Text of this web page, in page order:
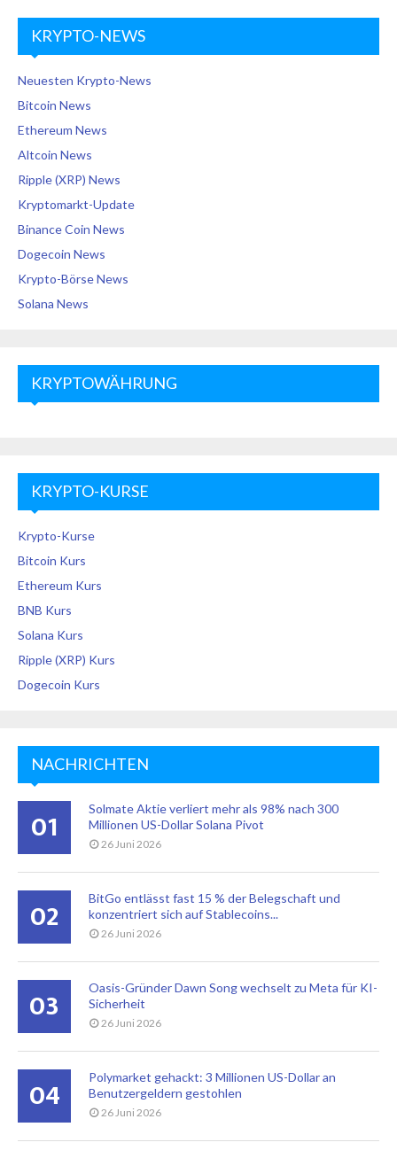
KRYPTO-NEWS
Neuesten Krypto-News
Bitcoin News
Ethereum News
Altcoin News
Ripple (XRP) News
Kryptomarkt-Update
Binance Coin News
Dogecoin News
Krypto-Börse News
Solana News
KRYPTOWÄHRUNG
KRYPTO-KURSE
Krypto-Kurse
Bitcoin Kurs
Ethereum Kurs
BNB Kurs
Solana Kurs
Ripple (XRP) Kurs
Dogecoin Kurs
NACHRICHTEN
01
Solmate Aktie verliert mehr als 98% nach 300
Millionen US-Dollar Solana Pivot
26 Juni 2026
02
BitGo entlässt fast 15 % der Belegschaft und
konzentriert sich auf Stablecoins...
26 Juni 2026
03
Oasis-Gründer Dawn Song wechselt zu Meta für KI-
Sicherheit
26 Juni 2026
04
Polymarket gehackt: 3 Millionen US-Dollar an
Benutzergeldern gestohlen
26 Juni 2026